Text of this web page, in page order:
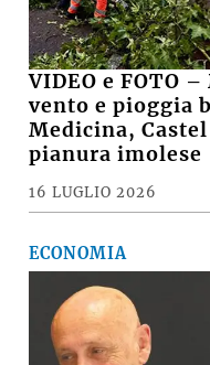
VIDEO e FOTO
vento e pioggia
Medicina,
pianura imolese
16 LUGLIO 2026
ECONOMIA